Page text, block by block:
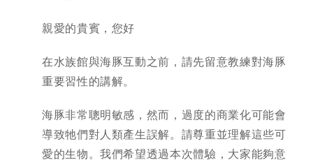
親愛的貴賓，您好
在水族館與海豚互動之前，請先留意教練對海豚
重要習性的講解。
海豚非常聰明敏感，然而，過度的商業化可能會
導致牠們對人類產生誤解。請尊重並理解這些可
愛的生物。我們希望透過本次體驗，大家能夠意